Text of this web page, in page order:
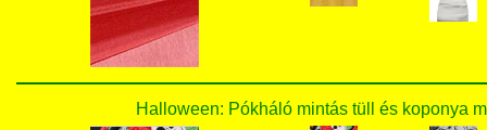
Halloween: Pókháló mintás tüll és koponya